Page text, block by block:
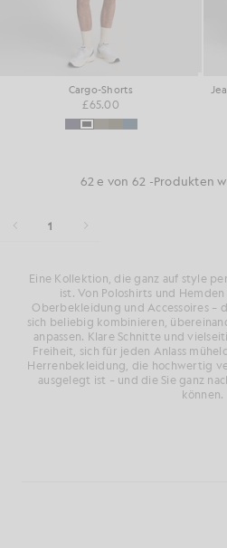
Cargo-Shorts
£65.00
62 e von 62 -Produkten
1
Eine Kollektion, die ganz auf style
ist. Von Poloshirts und
Oberbekleidung und Accessoires –
sich beliebig kombinieren,
anpassen. Klare Schnitte und
Freiheit, sich für jeden Anlass
Herrenbekleidung, die hochwertig
ausgelegt ist – und die Sie ganz
können.